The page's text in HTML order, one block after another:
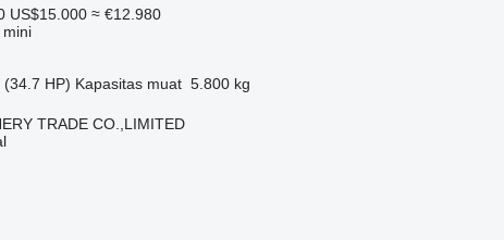
US$15.000 ≈ €12.980
mini
(34.7 HP) Kapasitas muat 5.800 kg
TRADE CO.,LIMITED